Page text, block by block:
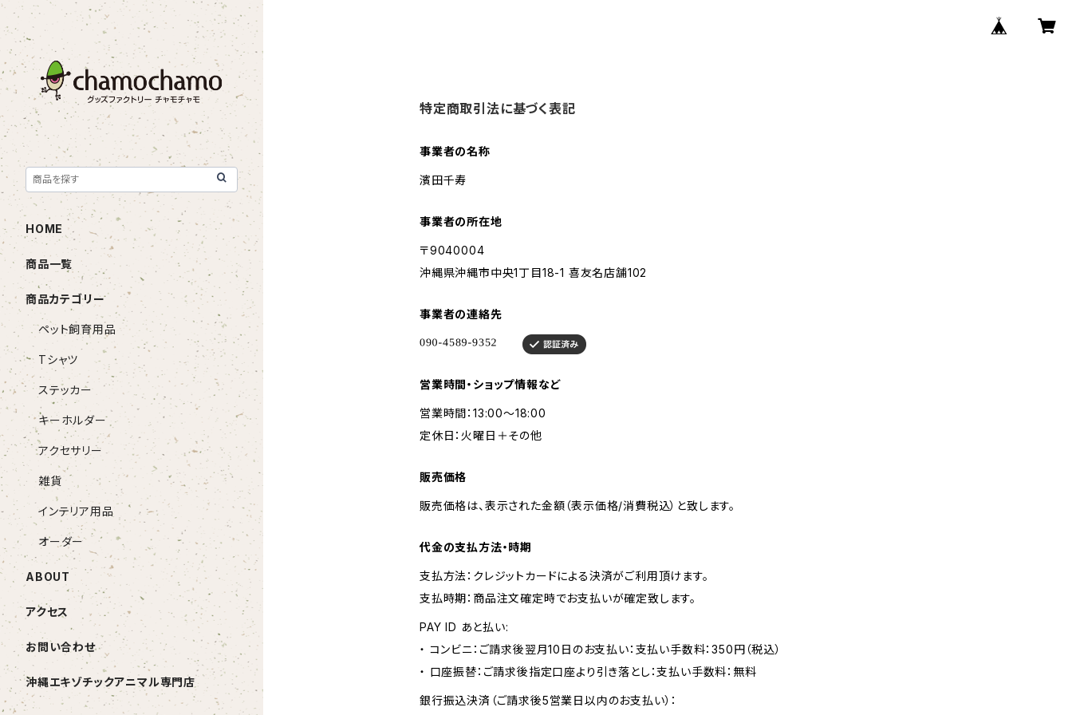
特定商取引法に基づく表記
事業者の名称
濱田千寿
事業者の所在地
〒9040004
沖縄県沖縄市中央1丁目18-1 喜友名店舗102
事業者の連絡先
営業時間・ショップ情報など
営業時間：13:00〜18:00
定休日：火曜日＋その他
販売価格
販売価格は、表示された金額（表示価格/消費税込）と致します。
代金の支払方法・時期
支払方法：クレジットカードによる決済がご利用頂けます。
支払時期：商品注文確定時でお支払いが確定致します。
PAY ID あと払い:
・ コンビニ：ご請求後翌月10日のお支払い：支払い手数料：350円（税込）
・ 口座振替：ご請求後指定口座より引き落とし：支払い手数料：無料
銀行振込決済（ご請求後5営業日以内のお支払い）：
HOME
商品一覧
商品カテゴリー
ペット飼育用品
Tシャツ
ステッカー
キーホルダー
アクセサリー
雑貨
インテリア用品
オーダー
ABOUT
アクセス
お問い合わせ
沖縄エキゾチックアニマル専門店